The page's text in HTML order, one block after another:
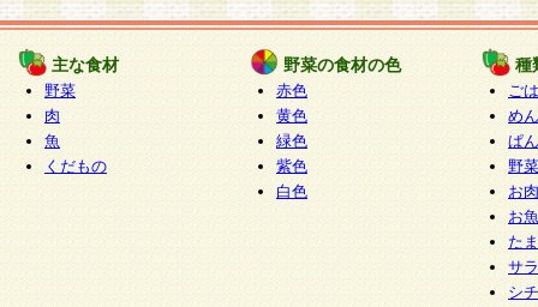
の当社による会員登録の承認が完了した時点で会
たものとみなされ、会員に対して適用されるもの
5.当社がお聞きする個人情報は、すべて会員登録
で提 供いただいたものと考えております。従っ
自らの個人情報の提供を希望されない場合には、
をお預かりいたしません が、提供されないこと
商品やサービス等をご利用いただけない場合があ
了承ください。
6.当社は、お客様から当社が保有している個人情
主な食材
野菜
肉
魚
くだもの
野菜の食材の色
赤色
黄色
緑色
紫色
白色
種
ご
めん
ぱん
野
お
お
た
サ
シ